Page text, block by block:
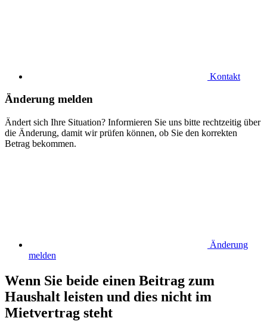
Kontakt
Änderung melden
Ändert sich Ihre Situation? Informieren Sie uns bitte rechtzeitig über
die Änderung, damit wir prüfen können, ob Sie den korrekten
Betrag bekommen.
Änderung
melden
Wenn Sie beide einen Beitrag zum
Haushalt leisten und dies nicht im
Mietvertrag steht